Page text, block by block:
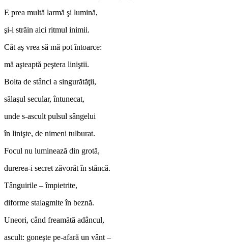
E prea multă larmă şi lumină,
şi-i străin aici ritmul inimii.
Cât aş vrea să mă pot întoarce:
mă aşteaptă peştera liniştii.
Bolta de stânci a singurătăţii,
sălaşul secular, întunecat,
unde s-ascult pulsul sângelui
în linişte, de nimeni tulburat.
Focul nu luminează din grotă,
durerea-i secret zăvorât în stâncă.
Tânguirile – împietrite,
diforme stalagmite în beznă.
Uneori, când freamătă adâncul,
ascult: goneşte pe-afară un vânt –